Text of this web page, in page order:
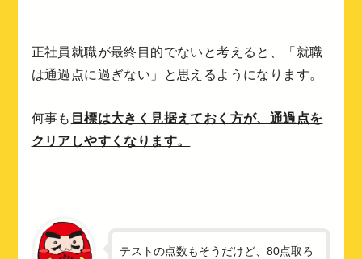
正社員就職が最終目的でないと考えると、「就職
は通過点に過ぎない」と思えるようになります。
何事も 目標は大きく見据えておく方が、通過点を
クリアしやすくなります。
テストの点数もそうだけど、80点取ろ